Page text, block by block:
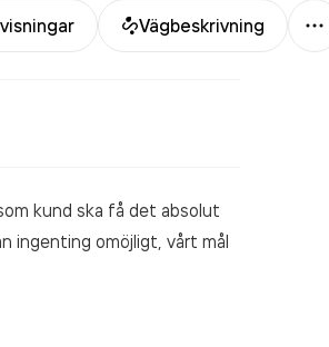
Vägbeskrivning
kund ska få det absolut
ingenting omöjligt, vårt mål